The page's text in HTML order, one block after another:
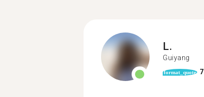
L.
Guiyang
format_quote 7